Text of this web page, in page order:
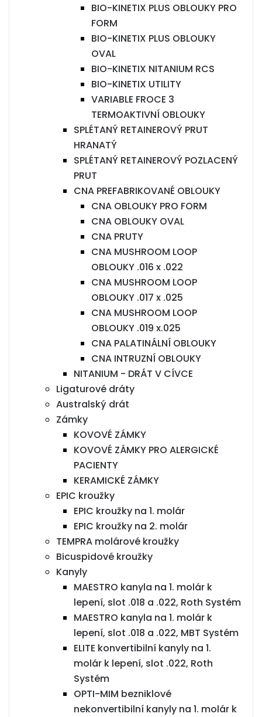
BIO-KINETIX PLUS OBLOUKY PRO
FORM
BIO-KINETIX PLUS OBLOUKY
OVAL
BIO-KINETIX NITANIUM RCS
BIO-KINETIX UTILITY
VARIABLE FROCE 3
TERMOAKTIVNÍ OBLOUKY
SPLÉTANÝ RETAINEROVÝ PRUT
HRANATÝ
SPLÉTANÝ RETAINEROVÝ POZLACENÝ
PRUT
CNA PREFABRIKOVANÉ OBLOUKY
CNA OBLOUKY PRO FORM
CNA OBLOUKY OVAL
CNA PRUTY
CNA MUSHROOM LOOP
OBLOUKY .016 x .022
CNA MUSHROOM LOOP
OBLOUKY .017 x .025
CNA MUSHROOM LOOP
OBLOUKY .019 x.025
CNA PALATINÁLNÍ OBLOUKY
CNA INTRUZNÍ OBLOUKY
NITANIUM - DRÁT V CÍVCE
Ligaturové dráty
Australský drát
Zámky
KOVOVÉ ZÁMKY
KOVOVÉ ZÁMKY PRO ALERGICKÉ
PACIENTY
KERAMICKÉ ZÁMKY
EPIC kroužky
EPIC kroužky na 1. molár
EPIC kroužky na 2. molár
TEMPRA molárové kroužky
Bicuspidové kroužky
Kanyly
MAESTRO kanyla na 1. molár k
lepení, slot .018 a .022, Roth Systém
MAESTRO kanyla na 1. molár k
lepení, slot .018 a .022, MBT Systém
ELITE konvertibilní kanyly na 1.
molár k lepení, slot .022, Roth
Systém
OPTI-MIM bezniklové
nekonvertibilní kanyly na 1. molár k